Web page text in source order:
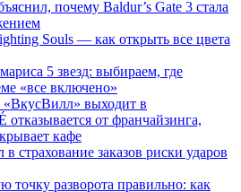
почему Baldur’s Gate 3 стала
Souls — как открыть все цвета
5 звезд: выбираем, где
«все включено»
«ВкусВилл» выходит в
от франчайзинга,
кафе
страхование заказов риски ударов
разворота правильно: как